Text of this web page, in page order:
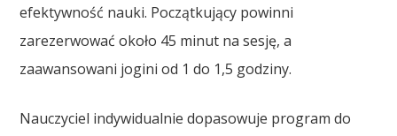
efektywność nauki. Początkujący powinni
zarezerwować około 45 minut na sesję, a
zaawansowani jogini od 1 do 1,5 godziny.
Nauczyciel indywidualnie dopasowuje program do